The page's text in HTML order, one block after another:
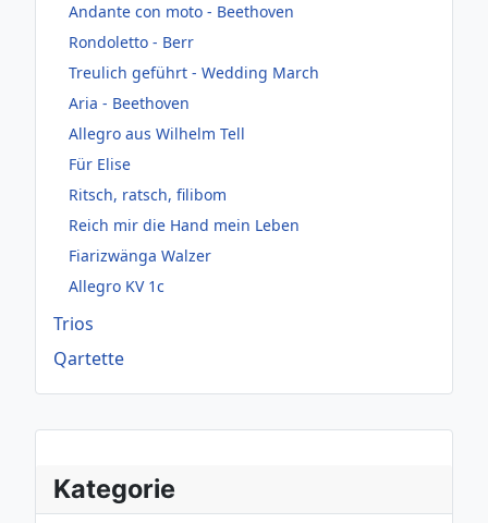
Kategorie
Andante con moto - Beethoven
Rondoletto - Berr
Treulich geführt - Wedding March
Aria - Beethoven
Allegro aus Wilhelm Tell
Für Elise
Ritsch, ratsch, filibom
Reich mir die Hand mein Leben
Fiarizwänga Walzer
Allegro KV 1c
Trios
Qartette